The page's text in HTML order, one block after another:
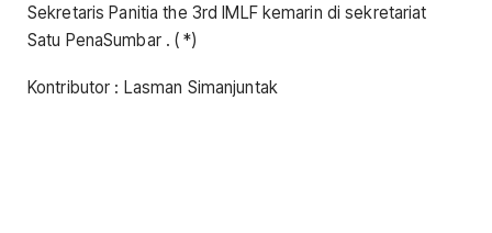
Sekretaris Panitia the 3rd IMLF kemarin di sekretariat
Satu PenaSumbar . ( *)
Kontributor : Lasman Simanjuntak